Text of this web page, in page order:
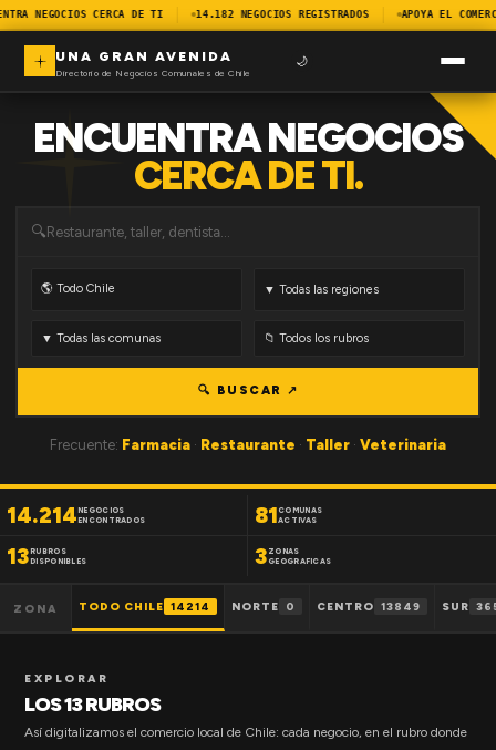
NEGOCIOS CERCA DE TI 14.182 NEGOCIOS REGISTRADOS APOYA EL
UNA GRAN AVENIDA
Directorio de Negocios Comunales de Chile
🌙
ENCUENTRA NEGOCIOS
CERCA DE TI.
🔍
🔍 BUSCAR ↗
Frecuente: Farmacia · Restaurante · Taller · Veterinaria
14.214NEGOCIOS
ENCONTRADOS
81 COMUNAS
ACTIVAS
13RUBROS
DISPONIBLES
3 ZONAS
GEOGRAFICAS
ZONA TODO CHILE 14214 NORTE 0 CENTRO 13849 SUR
EXPLORAR
LOS 13 RUBROS
Así digitalizamos el comercio local de Chile: cada negocio, en el rubro donde